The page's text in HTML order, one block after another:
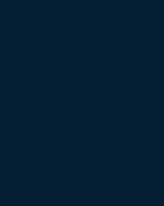
un coup